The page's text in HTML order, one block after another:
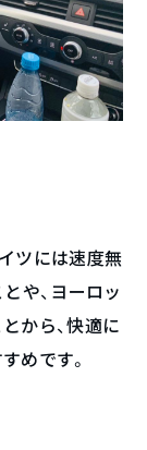
ツには速度無
や、ヨーロッ
から、快適に
めです。